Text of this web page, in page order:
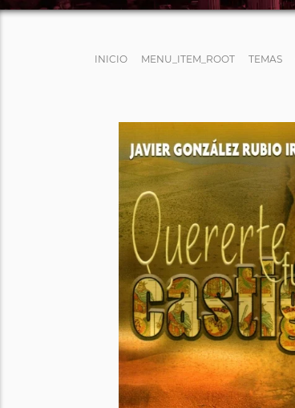
INICIO MENU_ITEM_ROOT TEMAS